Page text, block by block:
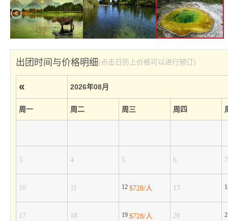
出团时间与价格明细(点击日历上价格可以进行预订)
« 2026年08月
周一 周二 周三 周四
3 4 5 6 7
10 11 12 $728/人 13
17 18 19 $728/人 20